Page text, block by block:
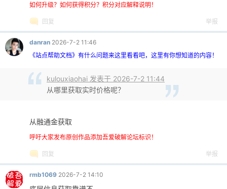
如何升级？如何获得积分？积分对应解释说明！
回复 举报
danran 2026-7-2 11:46
《站点帮助文档》有什么问题来这里看看吧，这里有你想知道的内容！
kulouxiaohai 发表于 2026-7-2 11:44
从哪里获取实时价格呢？
从融通金获取
呼吁大家发布原创作品添加吾爱破解论坛标识！
回复 举报
rmb1069 2026-7-2 14:10